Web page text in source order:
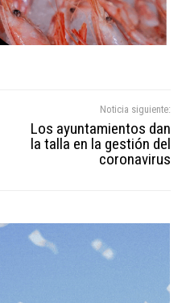
Noticia siguiente:
Los ayuntamientos dan
la talla en la gestión del
coronavirus